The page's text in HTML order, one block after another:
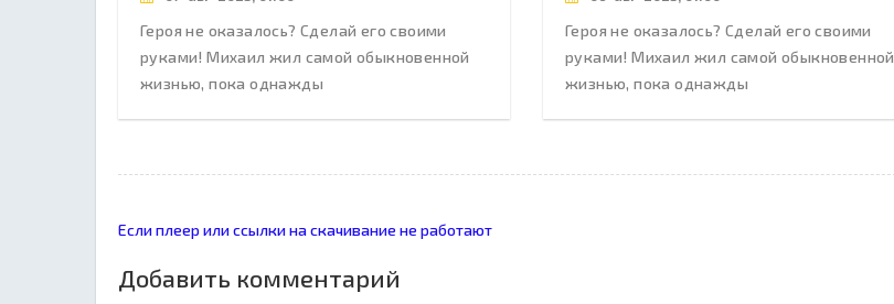
Героя не оказалось? Сделай его своими
руками! Михаил жил самой обыкновенной
жизнью, пока однажды
Героя не оказалось? Сделай его своими
руками! Михаил жил самой обыкновенной
жизнью, пока однажды
Если плеер или ссылки на скачивание не работают
Добавить комментарий